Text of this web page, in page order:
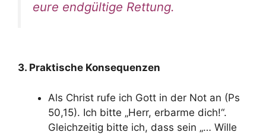
eure endgültige Rettung.
3. Praktische Konsequenzen
Als Christ rufe ich Gott in der Not an (Ps
50,15). Ich bitte „Herr, erbarme dich!“.
Gleichzeitig bitte ich, dass sein „… Wille